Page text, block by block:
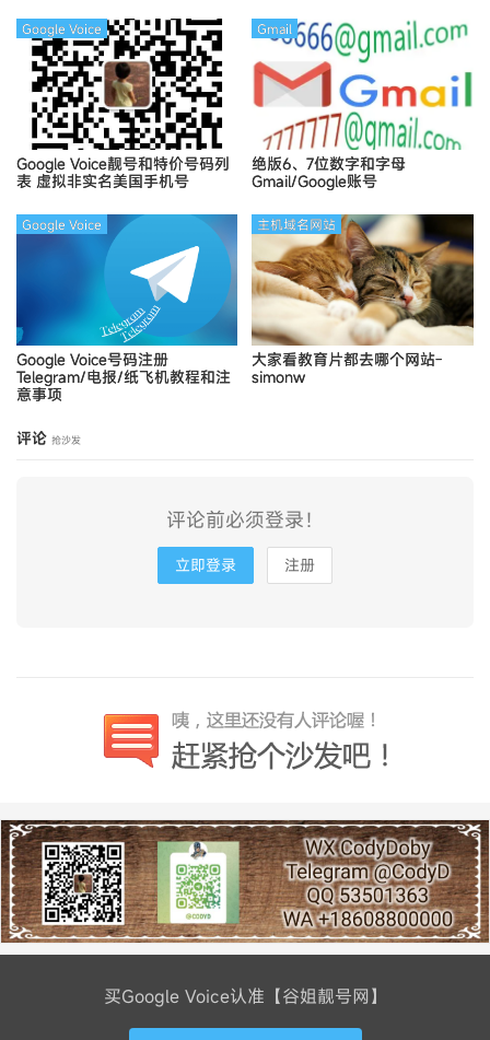
Google Voice靓号和特价号码列
表 虚拟非实名美国手机号
Google Voice
绝版6、7位数字和字母
Gmail/Google账号
Gmail
Google Voice号码注册
Telegram/电报/纸飞机教程和注
意事项
Google Voice
大家看教育片都去哪个网站-
simonw
主机域名网站
评论 抢沙发
评论前必须登录！
立即登录 注册
买Google Voice认准【谷姐靓号网】